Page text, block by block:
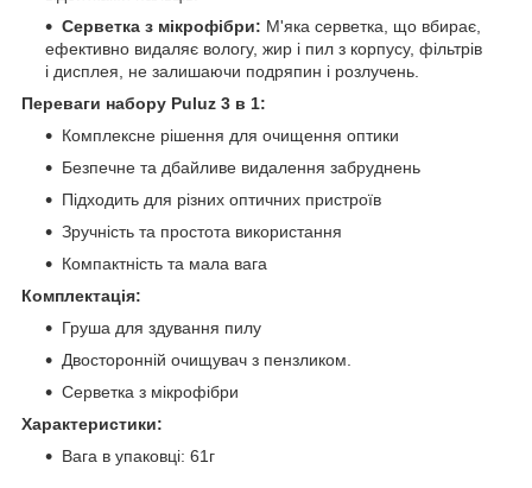
Серветка з мікрофібри: М'яка серветка, що вбирає,
ефективно видаляє вологу, жир і пил з корпусу, фільтрів
і дисплея, не залишаючи подряпин і розлучень.
Переваги набору Puluz 3 в 1:
Комплексне рішення для очищення оптики
Безпечне та дбайливе видалення забруднень
Підходить для різних оптичних пристроїв
Зручність та простота використання
Компактність та мала вага
Комплектація:
Груша для здування пилу
Двосторонній очищувач з пензликом.
Серветка з мікрофібри
Характеристики:
Вага в упаковці: 61г